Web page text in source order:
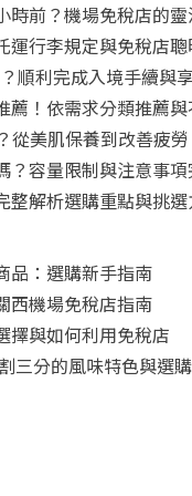
前？機場免稅店的
行李規定與免稅店
順利完成入境手續與
！依需求分類推薦
從美肌保養到改善疲
容量限制與注意事
解析選購重點與挑
品：選購新手指南
西機場免稅店指南
與如何利用免稅店
三分的風味特色與選